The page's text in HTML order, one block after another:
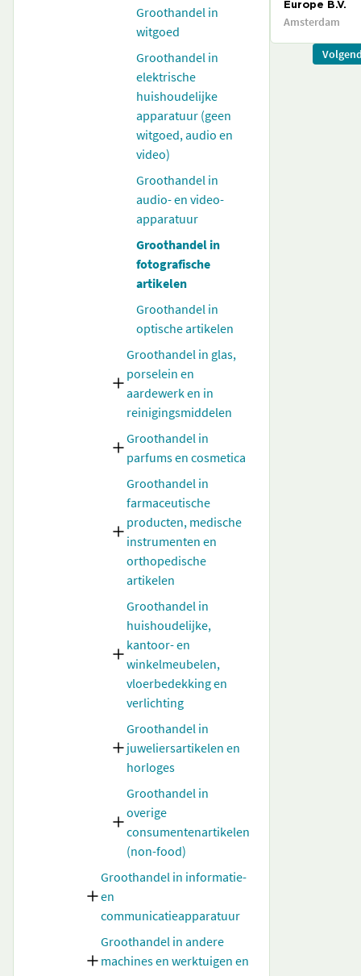
Groothandel in
witgoed
Groothandel in
elektrische
huishoudelijke
apparatuur (geen
witgoed, audio en
video)
Groothandel in
audio- en video-
apparatuur
Groothandel in
fotografische
artikelen
Groothandel in
optische artikelen
Groothandel in glas,
porselein en
aardewerk en in
reinigingsmiddelen
Groothandel in
parfums en cosmetica
Groothandel in
farmaceutische
producten, medische
instrumenten en
orthopedische
artikelen
Groothandel in
huishoudelijke,
kantoor- en
winkelmeubelen,
vloerbedekking en
verlichting
Groothandel in
juweliersartikelen en
horloges
Groothandel in
overige
consumentenartikelen
(non-food)
Groothandel in informatie-
en
communicatieapparatuur
Groothandel in andere
machines en werktuigen en
Europe B.V.
Amsterdam